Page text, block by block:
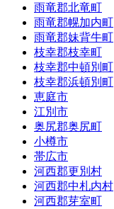
雨竜郡北竜町
雨竜郡幌加内町
雨竜郡妹背牛町
枝幸郡枝幸町
枝幸郡中頓別町
枝幸郡浜頓別町
恵庭市
江別市
奥尻郡奥尻町
小樽市
帯広市
河西郡更別村
河西郡中札内村
河西郡芽室町